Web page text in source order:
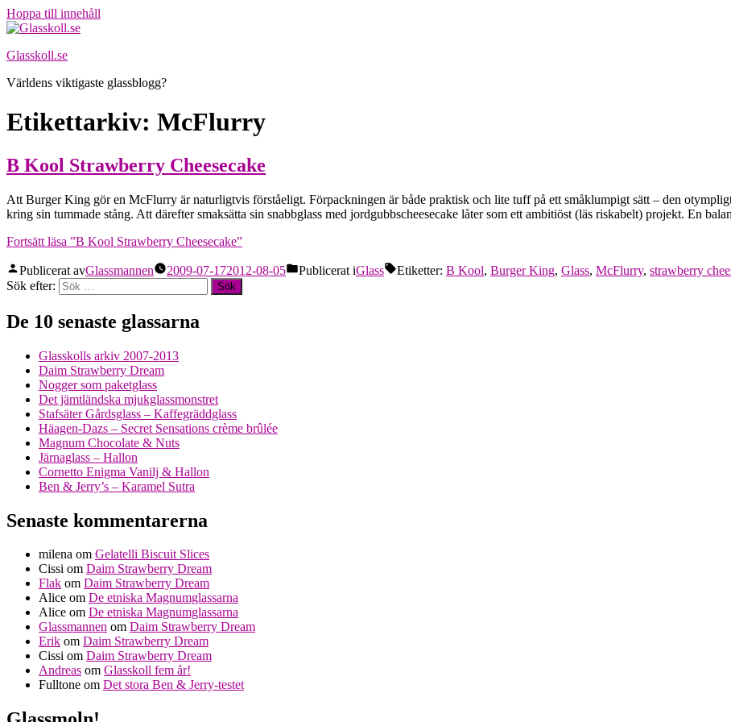
Hoppa till innehåll
Glasskoll.se
Världens viktigaste glassblogg?
Etikettarkiv: McFlurry
B Kool Strawberry Cheesecake
Att Burger King gör en McFlurry är naturligtvis förståeligt. Förpackningen är både praktisk och lite tuff på ett småklumpigt sätt – den
kring sin tummade stång. Att därefter smaksätta sin snabbglass med jordgubbscheesecake låter som ett ambitiöst (läs riskabelt) projekt. En
Fortsätt läsa ”B Kool Strawberry Cheesecake”
Publicerat avGlassmannen 2009-07-172012-08-05 Publicerat iGlass Etiketter: B Kool, Burger King, Glass, McFlurry, strawberry
Sök efter:
De 10 senaste glassarna
Glasskolls arkiv 2007-2013
Daim Strawberry Dream
Nogger som paketglass
Det jämtländska mjukglassmonstret
Stafsäter Gårdsglass – Kaffegräddglass
Häagen-Dazs – Secret Sensations crème brûlée
Magnum Chocolate & Nuts
Järnaglass – Hallon
Cornetto Enigma Vanilj & Hallon
Ben & Jerry’s – Karamel Sutra
Senaste kommentarerna
milena om Gelatelli Biscuit Slices
Cissi om Daim Strawberry Dream
Flak om Daim Strawberry Dream
Alice om De etniska Magnumglassarna
Alice om De etniska Magnumglassarna
Glassmannen om Daim Strawberry Dream
Erik om Daim Strawberry Dream
Cissi om Daim Strawberry Dream
Andreas om Glasskoll fem år!
Fulltone om Det stora Ben & Jerry-testet